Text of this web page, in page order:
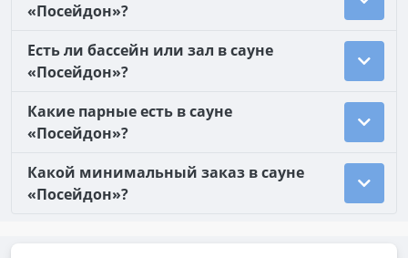
«Посейдон»?
Есть ли бассейн или зал в сауне
«Посейдон»?
Какие парные есть в сауне
«Посейдон»?
Какой минимальный заказ в сауне
«Посейдон»?